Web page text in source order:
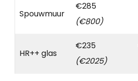
Spouwmuur
€285
(€800)
HR++ glas
€235
(€2025)